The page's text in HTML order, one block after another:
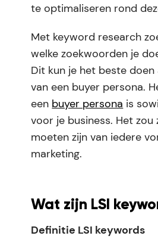
te optimaliseren rond
Met keyword research
welke zoekwoorden je
Dit kun je het beste doen
van een buyer persona.
een buyer persona is
voor je business. Het zou
moeten zijn van iedere
marketing.
Wat zijn LSI
Definitie LSI keywords